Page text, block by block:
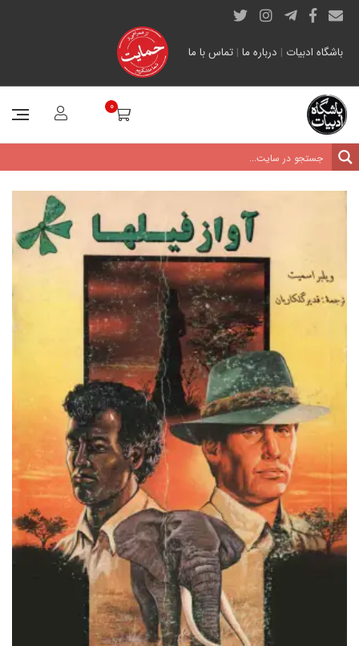
باشگاه ادبیات | درباره ما | تماس با ما
0